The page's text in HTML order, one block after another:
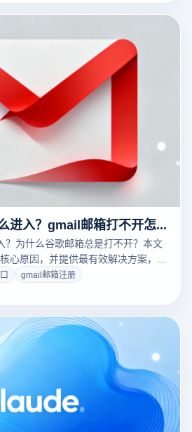
gmail邮箱入口怎么进入？gmail邮箱打不开怎么办？
？为什么谷歌邮箱总是打不开？本文
心原因，并提供最有效解决方案，高
gmail邮箱注册